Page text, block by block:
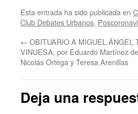
Esta entrada ha sido publicada en
Club Debates Urbanos,
← OBITUARIO A MIGUEL ÁNGEL
VINUESA, por Eduardo Martínez
Nicolás Ortega y Teresa Arenillas
Deja una